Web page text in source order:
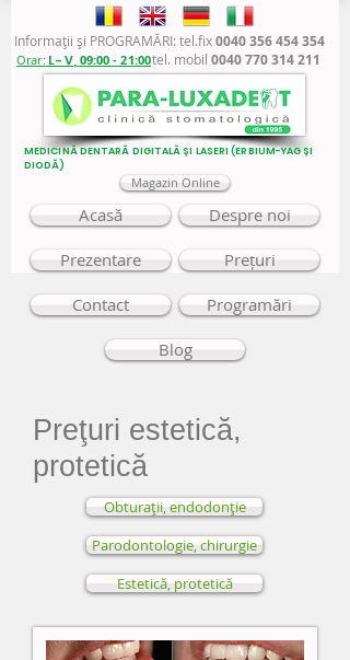
Informaţii şi PROGRAMĂRI: tel.fix0040 356 454 354
tel. mobil 0040 770 314 211
Orar: L - V, 09:00 - 21:00
MEDICINĂ DENTARĂ DIGITALĂ ȘI LASERI (ERBIUM-YAG ȘI
DIODĂ)
Magazin Online
Acasă Despre noi
Prezentare Prețuri
Contact Programări
Blog
Preţuri estetică,
protetică
Obturaţii, endodonţie
Parodontologie, chirurgie
Estetică, protetică